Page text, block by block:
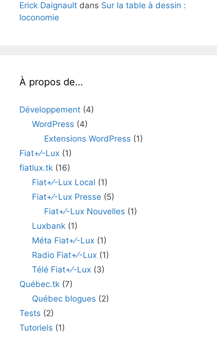
Erick Daignault dans Sur la table à dessin :
loconomie
À propos de…
Développement (4)
WordPress (4)
Extensions WordPress (1)
Fiat+⁄-Lux (1)
fiatlux.tk (16)
Fiat+⁄-Lux Local (1)
Fiat+⁄-Lux Presse (5)
Fiat+⁄-Lux Nouvelles (1)
Luxbank(1)
Méta Fiat+⁄-Lux(1)
Radio Fiat+⁄-Lux(1)
Télé Fiat+⁄-Lux(3)
Québec.tk (7)
Québec blogues (2)
Tests (2)
Tutoriels (1)